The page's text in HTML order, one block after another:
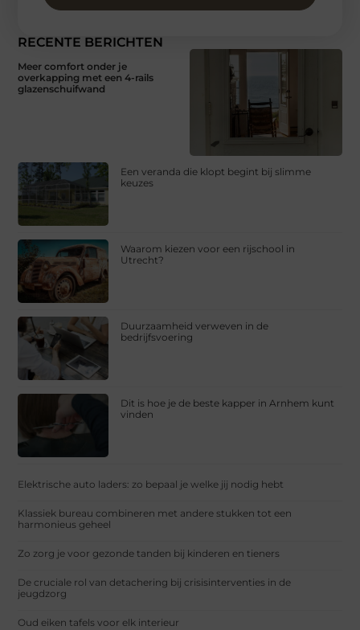
RECENTE BERICHTEN
Meer comfort onder je
overkapping met een 4-rails
glazenschuifwand
Een veranda die klopt begint bij slimme
keuzes
Waarom kiezen voor een rijschool in
Utrecht?
Duurzaamheid verweven in de
bedrijfsvoering
Dit is hoe je de beste kapper in Arnhem kunt
vinden
Elektrische auto laders: zo bepaal je welke jij nodig hebt
Klassiek bureau combineren met andere stukken tot een
harmonieus geheel
Zo zorg je voor gezonde tanden bij kinderen en tieners
De cruciale rol van detachering bij crisisinterventies in de
jeugdzorg
Oud eiken tafels voor elk interieur